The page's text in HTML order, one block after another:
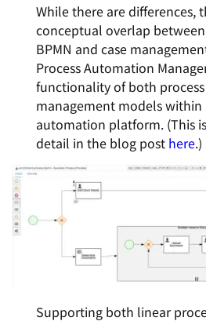
While there are differences,
conceptual overlap
BPMN and case
Process Automation
functionality of both
management models within
automation platform. (This
detail in the blog post here.)
Supporting both linear